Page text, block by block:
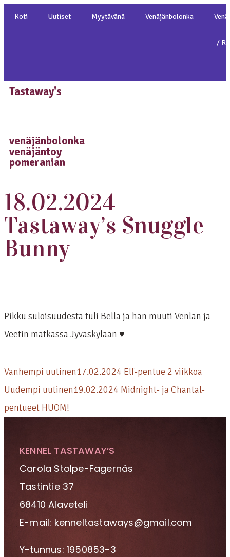
Koti Uutiset Myytävänä Venäjänbolonka
/
Tastaway's
venäjänbolonka
venäjäntoy
pomeranian
18.02.2024
Tastaway’s Snuggle
Bunny
Pikku suloisuudesta tuli Bella ja hän muuti Venlan ja
Veetin matkassa Jyväskylään ♥
Vanhempi uutinen17.02.2024 Elf-pentue 2 viikkoa
Uudempi uutinen19.02.2024 Midnight- ja Chantal-
pentueet HUOM!
KENNEL TASTAWAY’S
Carola Stolpe-Fagernäs
Tastintie 37
68410 Alaveteli
E-mail: kenneltastaways@gmail.com
Y-tunnus: 1950853-3